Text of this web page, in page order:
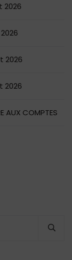
2026
2026
2026
AUX COMPTES